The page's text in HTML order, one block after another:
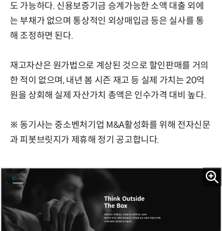
도 가능하다. 신용보증기금 승계가능한 소액 대출 외에
는 부채가 없으며 통상적인 외상매입금 등은 실사를 통
해 조정하면 된다.
재고자산은 원가법으로 계상된 것으로 할인판매를 거의
한 적이 없으며, 내년 봄 시즌 재고 등 실제 가치는 20억
원을 상회해 실제 자산가치 총액은 인수가격 대비 높다.
※ 동기사는 중소벤처기업 M&A활성화를 위해 전자신문
과 피봇브릿지가 제휴해 정기 공고합니다.